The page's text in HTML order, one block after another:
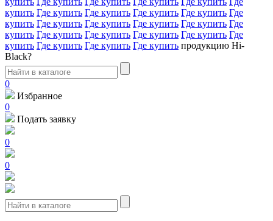
купить Где купить Где купить Где купить Где купить Где
купить Где купить Где купить Где купить Где купить Где
купить Где купить Где купить Где купить Где купить Где
купить Где купить Где купить Где купить продукцию Hi-
Black?
0
Избранное
0
Подать заявку
0
0